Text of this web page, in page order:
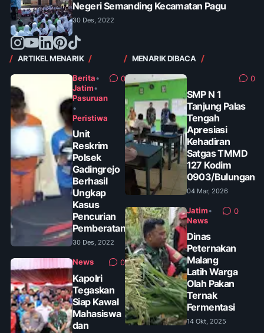
Negeri Semanding Kecamatan Pagu
30 Des, 2022
ARTIKEL MENARIK
Berita•
Jatim•
Pasuruan
•
Peristiwa
0
Unit
Reskrim
Polsek
Gadingrejo
Berhasil
Ungkap
Kasus
Pencurian
Pemberatan
30 Des, 2022
News 0
Kapolri
Tegaskan
Siap Kawal
Mahasiswa
dan
MENARIK DIBACA
0
SMP N 1
Tanjung Palas
Tengah
Apresiasi
Kehadiran
Satgas TMMD
127 Kodim
0903/Bulungan
04 Mar, 2026
Jatim•
News
0
Dinas
Peternakan
Malang
Latih Warga
Olah Pakan
Ternak
Fermentasi
14 Okt, 2025